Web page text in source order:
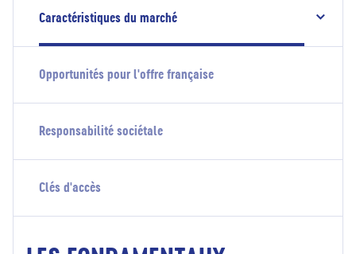
Caractéristiques du marché
Opportunités pour l'offre française
Responsabilité sociétale
Clés d'accès